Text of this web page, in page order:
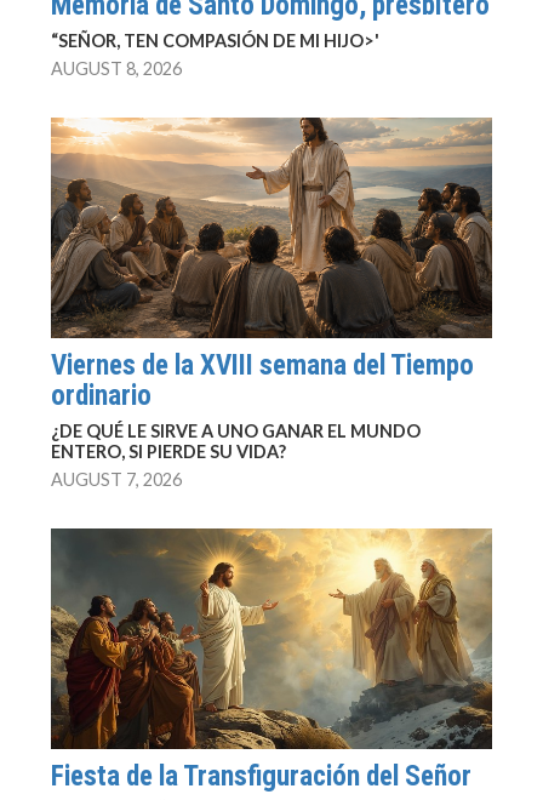
“SEÑOR, TEN COMPASIÓN DE MI HIJO>'
AUGUST 8, 2026
Viernes de la XVIII semana del Tiempo
ordinario
¿DE QUÉ LE SIRVE A UNO GANAR EL MUNDO
ENTERO, SI PIERDE SU VIDA?
AUGUST 7, 2026
Fiesta de la Transfiguración del Señor